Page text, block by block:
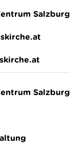
Salzburg
Salzburg